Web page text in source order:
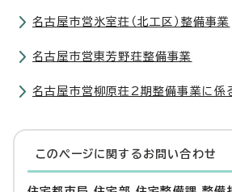
名古屋市営氷室荘（北工区）整備事業
名古屋市営東芳野荘整備事業
名古屋市営柳原荘2期整備事業に係
このページに関する お問い合わせ